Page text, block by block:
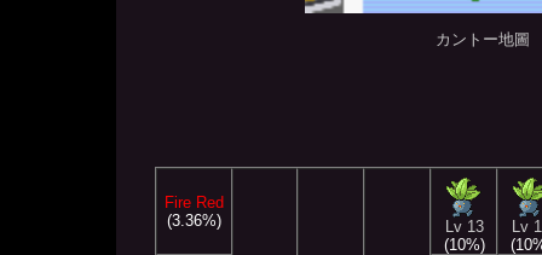
カントー地圖
Fire Red
(3.36%)
Lv 13
(10%)
Lv